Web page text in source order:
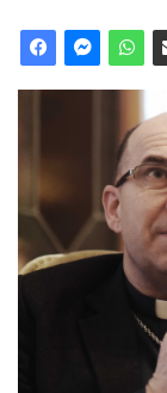
n
e
m
a